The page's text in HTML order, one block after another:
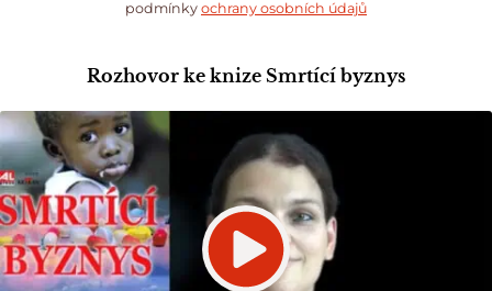
podmínky ochrany osobních údajů
Rozhovor ke knize Smrtící byznys